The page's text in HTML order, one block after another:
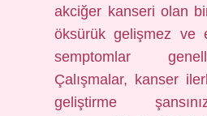
akciğer kanseri olan
öksürük gelişmez ve
semptomlar
Çalışmalar, kanser
geliştirme